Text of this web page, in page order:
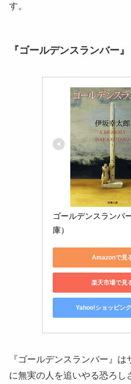
す。
『ゴールデンスランバー
ゴールデンスランバ
庫）
Amazonで見
楽天市場で見
Yahoo!ショッピン
『ゴールデンスランバー』
に無実の人を追いやる恐ろし